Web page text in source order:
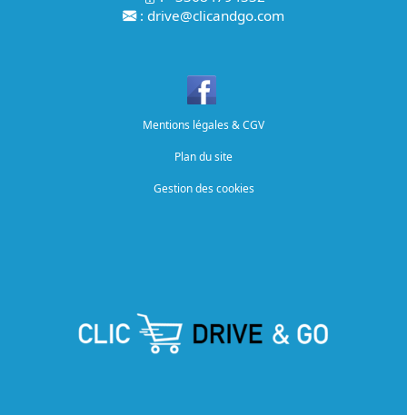
: drive@clicandgo.com
Mentions légales & CGV
Plan du site
Gestion des cookies